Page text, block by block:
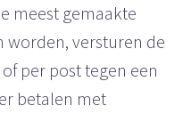
meest gemaakte
versturen de
per post tegen een
betalen met